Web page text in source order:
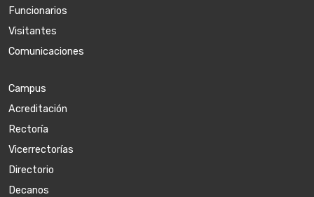
Funcionarios
Visitantes
Comunicaciones
Campus
Acreditación
Rectoría
Vicerrectorías
Directorio
Decanos